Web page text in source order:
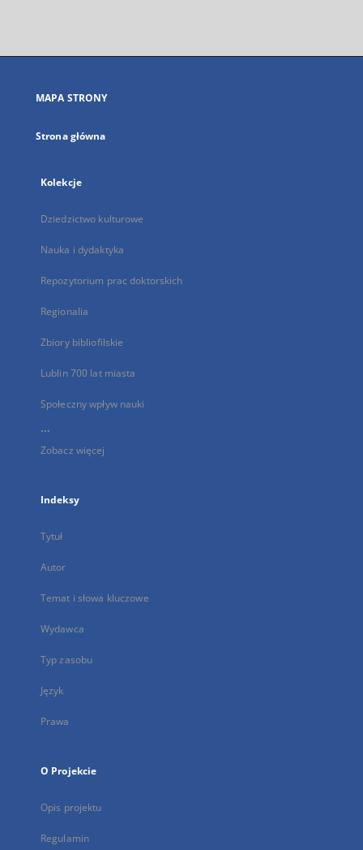
się
karcie
MAPA STRONY
Strona główna
Kolekcje
Dziedzictwo kulturowe
Nauka i dydaktyka
Repozytorium prac doktorskich
Regionalia
Zbiory bibliofilskie
Lublin 700 lat miasta
Społeczny wpływ nauki
...
Zobacz więcej
Indeksy
Tytuł
Autor
Temat i słowa kluczowe
Wydawca
Typ zasobu
Język
Prawa
O Projekcie
Opis projektu
Regulamin